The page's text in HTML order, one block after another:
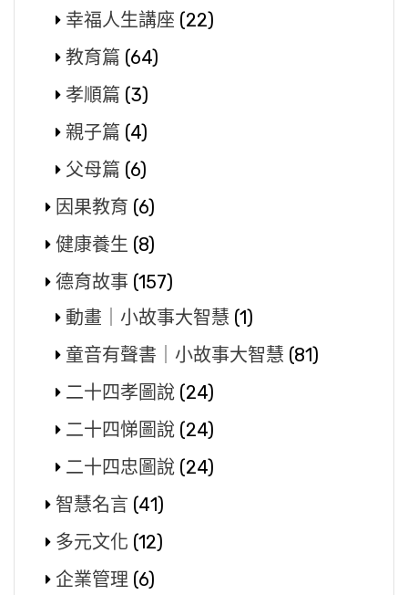
幸福人生講座 (22)
教育篇 (64)
孝順篇 (3)
親子篇 (4)
父母篇 (6)
因果教育 (6)
健康養生 (8)
德育故事 (157)
動畫｜小故事大智慧 (1)
童音有聲書｜小故事大智慧 (81)
二十四孝圖說 (24)
二十四悌圖說 (24)
二十四忠圖說 (24)
智慧名言 (41)
多元文化 (12)
企業管理 (6)